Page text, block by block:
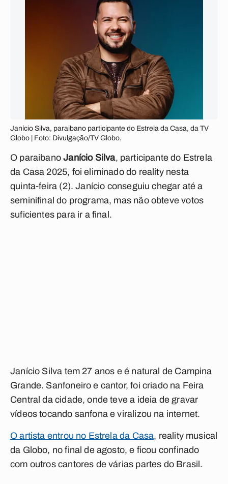
Janício Silva, paraibano participante do Estrela da Casa, da TV
Globo | Foto: Divulgação/TV Globo.
O paraibanoJanício Silva, participante do Estrela
da Casa 2025, foi eliminado do reality nesta
quinta-feira (2). Janício conseguiu chegar até a
seminifinal do programa, mas não obteve votos
suficientes para ir a final.
Janício Silva tem 27 anos e é natural de Campina
Grande. Sanfoneiro e cantor, foi criado na Feira
Central da cidade, onde teve a ideia de gravar
vídeos tocando sanfona e viralizou na internet.
O artista entrou no Estrela da Casa, reality musical
da Globo, no final de agosto, e ficou confinado
com outros cantores de várias partes do Brasil.